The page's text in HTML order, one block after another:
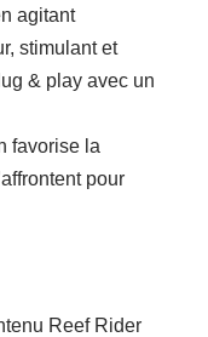
agitant
stimulant et
& play avec un
favorise la
pour
Reef Rider